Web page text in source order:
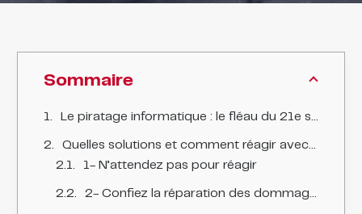
Sommaire
Le piratage informatique : le fléau du 21e siècle
Quelles solutions et comment réagir avec une bonne communication de crise ?
1- N’attendez pas pour réagir
2- Confiez la réparation des dommages à des experts qualifiés